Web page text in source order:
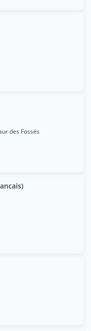
des Fossés